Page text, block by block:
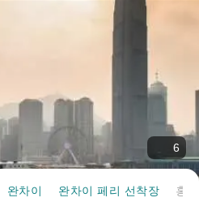
6
완차이 완차이 페리 선착장